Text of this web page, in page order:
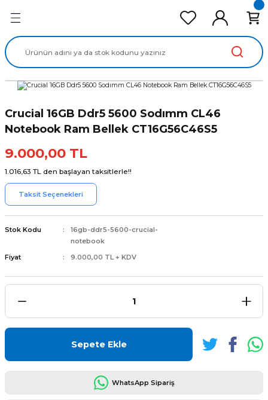
Ekran Panel
Data Kablo
Crucial 16GB Ddr5 5600 Sodımm CL46
Notebook Ram Bellek CT16G56C46S5
9.000,00 TL
1.016,63 TL den başlayan taksitlerle!!
Taksit Seçenekleri
Stok Kodu
16gb-ddr5-5600-crucial-
notebook
Fiyat
9.000,00 TL + KDV
Sepete Ekle
WhatsApp Sipariş